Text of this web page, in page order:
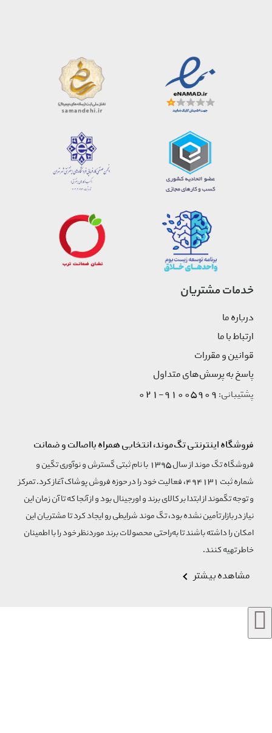
خدمات مشتریان
درباره ما
ارتباط با ما
قوانین و مقررات
پاسخ به پرسش‌های متداول
پشتیبانی:91005909-021
فروشگاه اینترنتی تگ‌موند، انتخابی همراه بااصالت و ضمانت
فروشگاه تگ موند از سال 1395 با نام ثبتی گسترش و نوآوری تگین و
شماره ثبت 494131، فعالیت خود را در حوزه فروش پوشاک آغاز کرد. تمرکز
و توجه تگموند از ابتدا بر کالای برند و اورجینال بود و از آنجا که تا آن زمان این
نیاز در بازار تأمین نشده بود، تگ موند شرایطی رو ایجاد کرد تا مشتریان این
امکان را داشته باشند تا به‌راحتی محصولات برند مورد‌نظر خود را با اطمینان
خاطر تهیه کنند.
مشاهده بیشتر